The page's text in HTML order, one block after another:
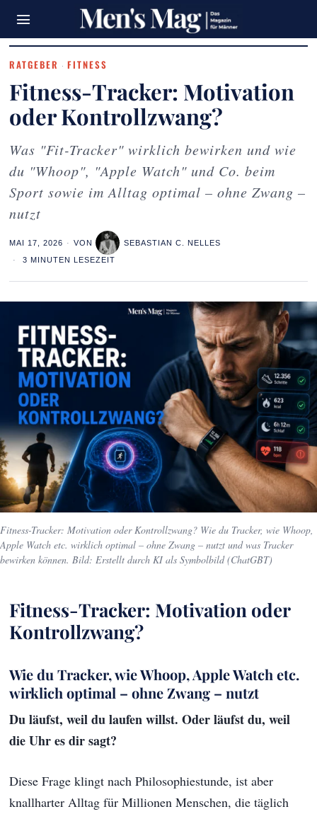
RATGEBER · FITNESS
Fitness-Tracker: Motivation
oder Kontrollzwang?
Was "Fit-Tracker" wirklich bewirken und wie
du "Whoop", "Apple Watch" und Co. beim
Sport sowie im Alltag optimal – ohne Zwang –
nutzt
MAI 17, 2026 VON SEBASTIAN C. NELLES
3 MINUTEN LESEZEIT
Fitness-Tracker: Motivation oder Kontrollzwang? Wie du Tracker, wie Whoop,
Apple Watch etc. wirklich optimal – ohne Zwang – nutzt und was Tracker
bewirken können. Bild: Erstellt durch KI als Symbolbild (ChatGBT)
Fitness-Tracker: Motivation oder
Kontrollzwang?
Wie du Tracker, wie Whoop, Apple Watch etc.
wirklich optimal – ohne Zwang – nutzt
Du läufst, weil du laufen willst. Oder läufst du, weil
die Uhr es dir sagt?
Diese Frage klingt nach Philosophiestunde, ist aber
knallharter Alltag für Millionen Menschen, die täglich